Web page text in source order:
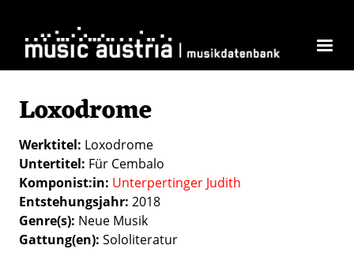
Loxodrome
Werktitel Loxodrome
Untertitel Für Cembalo
Komponist:in Unterpertinger Judith
Entstehungsjahr 2018
Genre(s) Neue Musik
Gattung(en) Sololiteratur